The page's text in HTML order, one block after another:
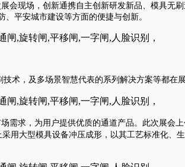
现场，创新通携自主创新研发新品、模具无刷
平安城市建设等方面的便捷与创新。
技术，及多场景智慧代表的系列解决方案等都在
需求，为用户提供优质的通道产品。此次展会
用大型模具设备冲压成形，以其工艺标准化、